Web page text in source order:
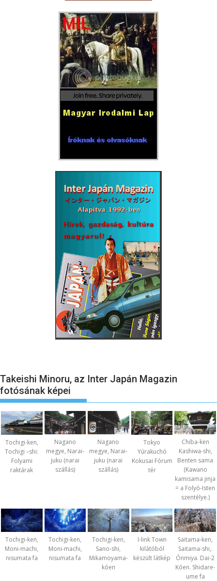
Takeishi Minoru, az Inter Japán Magazin
fotósának képei
Tochigi-ken,
Tochigi –shi:
Folyami
raktárak
Nagano
megye, Narai-
juku (narai
szállás)
Nagano
megye, Narai-
juku (narai
szállás)
Tokyo
Yúrakuchó
Kokusai Fórum
tér
Chiba-ken
Kashiwa-shi,
Benten sama
(Kawano
kamisama jinja
= a Folyó-Isten
szentélye.)
Tochigi-ken,
Moni-machi,
nisumata fa
Tochigi-ken,
Moni-machi,
nisumata fa
Tochigi-ken,
Sano-shi,
Mikamoyama-
kóen
I-link Town
kilátóból
készült látkép
Saitama-ken,
Saitama-shi,.
Ónmiya. Dai-2
Kóen. Shidare-
ume fa